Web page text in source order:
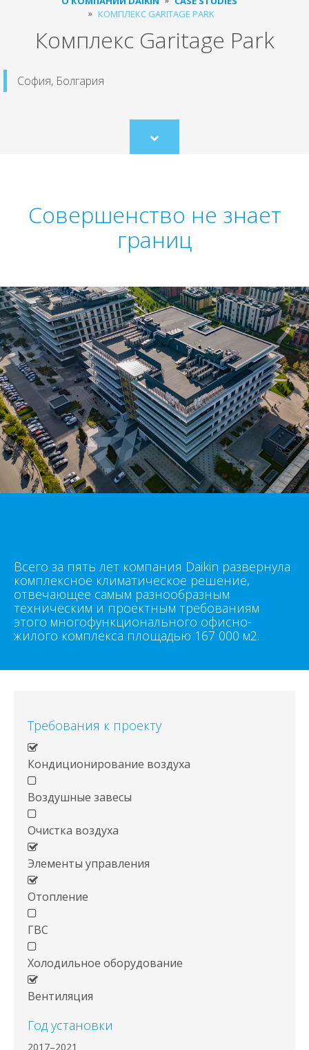
КОМПЛЕКС GARITAGE PARK
Комплекс Garitage Park
София, Болгария
Scroll
to
Совершенство не знает
границ
Всего за пять лет компания Daikin развернула
комплексное климатическое решение,
отвечающее самым разнообразным
техническим и проектным требованиям
этого многофункционального офисно-
жилого комплекса площадью 167 000 м2.
Требования к проекту
Кондиционирование воздуха
Воздушные завесы
Очистка воздуха
Элементы управления
Отопление
ГВС
Холодильное оборудование
Вентиляция
Год установки
2017–2021